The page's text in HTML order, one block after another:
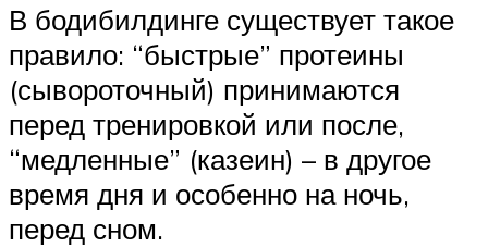
В бодибилдинге существует такое
правило: “быстрые” протеины
(сывороточный) принимаются
перед тренировкой или после,
“медленные” (казеин) – в другое
время дня и особенно на ночь,
перед сном.